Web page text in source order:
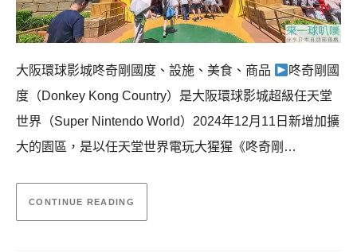
大阪環球影城咚奇剛國度、設施、美食、商品
咚奇剛國
度（Donkey Kong Country）是大阪環球影城超級任天堂
世界（Super Nintendo World）2024年12月11日新增加擴
大的園區，是以任天堂世界電玩大猩猩《咚奇剛…
CONTINUE READING